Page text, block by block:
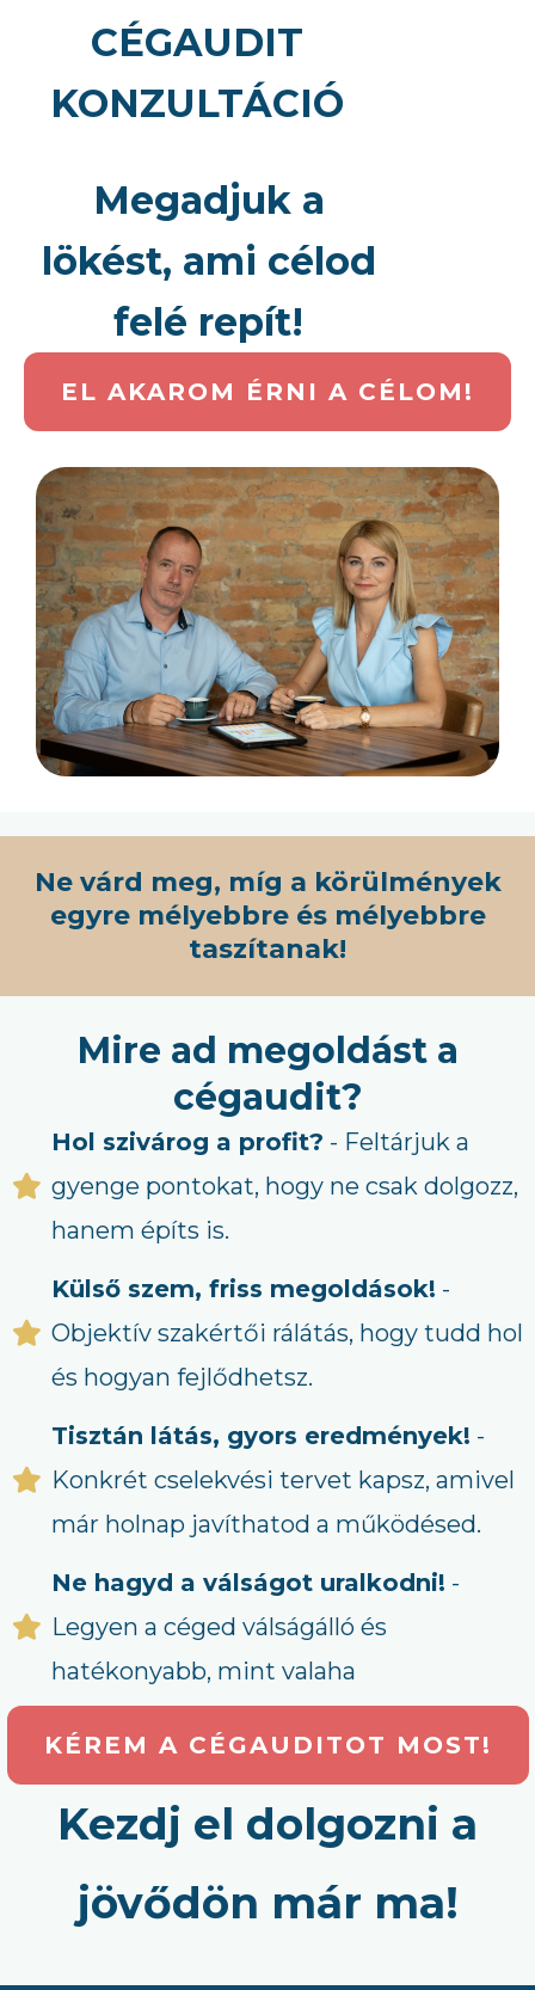
CÉGAUDIT
KONZULTÁCIÓ
Megadjuk a
lökést, ami célod
felé repít!
EL AKAROM ÉRNI A CÉLOM!
Ne várd meg, míg a körülmények
egyre mélyebbre és mélyebbre
taszítanak!
Mire ad megoldást a
cégaudit?
Hol szivárog a profit? - Feltárjuk a
gyenge pontokat, hogy ne csak dolgozz,
hanem építs is.
Külső szem, friss megoldások! -
Objektív szakértői rálátás, hogy tudd hol
és hogyan fejlődhetsz.
Tisztán látás, gyors eredmények! -
Konkrét cselekvési tervet kapsz, amivel
már holnap javíthatod a működésed.
Ne hagyd a válságot uralkodni! -
Legyen a céged válságálló és
hatékonyabb, mint valaha
KÉREM A CÉGAUDITOT MOST!
Kezdj el dolgozni a
jövődön már ma!